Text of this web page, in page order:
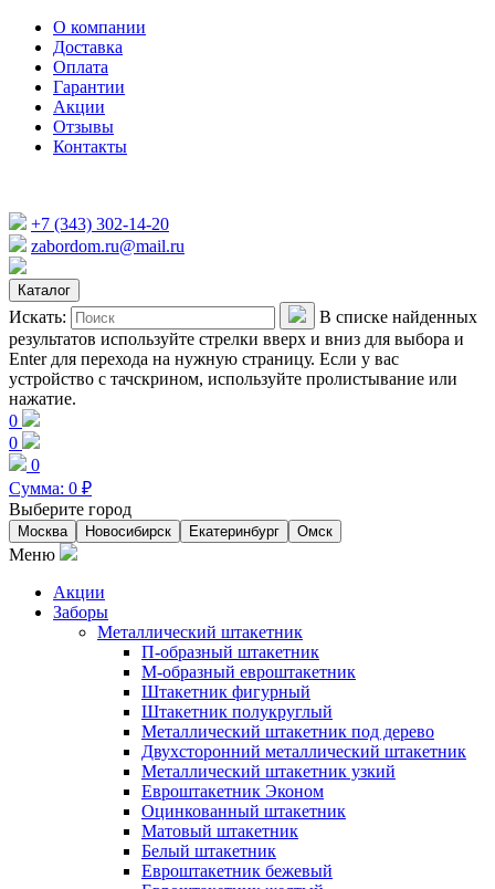
О компании
Доставка
Оплата
Гарантии
Акции
Отзывы
Контакты
+7 (343) 302-14-20
zabordom.ru@mail.ru
Каталог
Искать:
В списке найденных
результатов используйте стрелки вверх и вниз для выбора и
Enter для перехода на нужную страницу. Если у вас
устройство с тачскрином, используйте пролистывание или
нажатие.
0
0
0
Сумма: 0 ₽
Выберите город
Москва Новосибирск Екатеринбург Омск
Меню
Акции
Заборы
Металлический штакетник
П-образный штакетник
М-образный евроштакетник
Штакетник фигурный
Штакетник полукруглый
Металлический штакетник под дерево
Двухсторонний металлический штакетник
Металлический штакетник узкий
Евроштакетник Эконом
Оцинкованный штакетник
Матовый штакетник
Белый штакетник
Евроштакетник бежевый